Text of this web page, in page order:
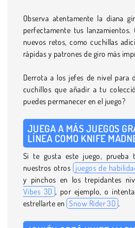
Observa atentamente la diana
perfectamente tus lanzamientos.
nuevos retos, como cuchillas
rápidas y patrones de giro más
Derrota a los jefes de nivel para
cuchillos que añadir a tu
puedes permanecer en el juego?
JUEGA A MÁS JUEGOS
LÍNEA COMO KNIFE
Si te gusta este juego, prueba
nuestros otros juegos de
y pinchos en los trepidantes
Vibes 3D , por ejemplo, o
estrellarte en Snow Rider 3D .